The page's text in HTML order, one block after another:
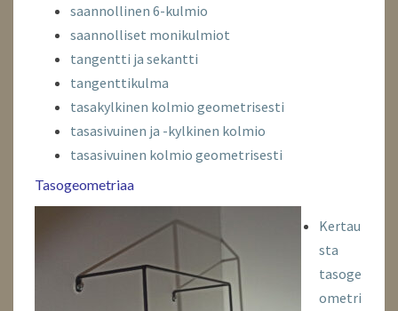
saannollinen 6-kulmio
saannolliset monikulmiot
tangentti ja sekantti
tangenttikulma
tasakylkinen kolmio geometrisesti
tasasivuinen ja -kylkinen kolmio
tasasivuinen kolmio geometrisesti
Tasogeometriaa
Kertau
sta
tasoge
ometri